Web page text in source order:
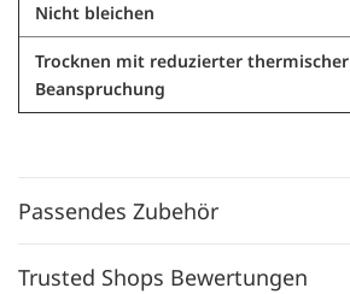
Nicht bleichen
Trocknen mit reduzierter thermischer
Beanspruchung
Passendes Zubehör
Trusted Shops Bewertungen